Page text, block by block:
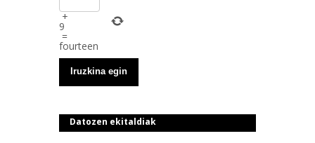
+
9
=
fourteen
Datozen ekitaldiak